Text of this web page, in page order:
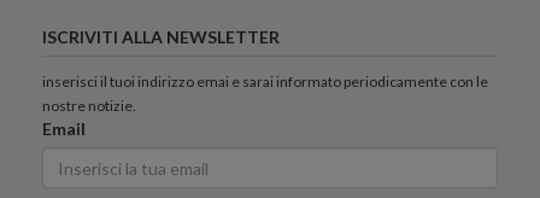
ISCRIVITI ALLA NEWSLETTER
inserisci il tuoi indirizzo emai e sarai informato periodicamente con le
nostre notizie.
Email